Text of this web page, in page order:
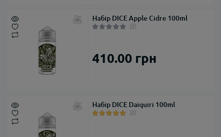
Набір DICE Apple Cidre 100ml
410.00 грн
Набір DICE Daiquiri 100ml